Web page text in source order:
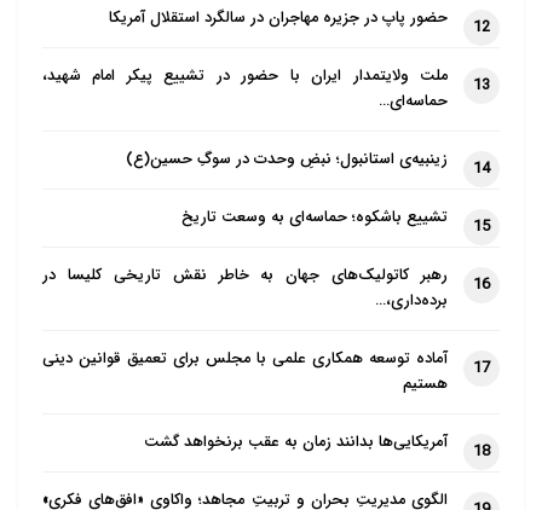
ملازم آن، بر او تأثیر خواهند گذاشت.
(آنترمن، 1385، 199)
ازدواج، تقلید رابطه ی آدم و حواست
در یهودیت، ازدواج عقدی است میان دو نفر
از آن جا که به طور کلی، ازدواج یک قرارداد
دو جانبه میان دو انسان است، عقد ازدواج
که در تلمود (دومین کتاب مقدس یهودیان
پس از عهد قدیم)، کتوبا نامیده می شود،
اهمیت زیادی پیدا کرده است. مقصود از
که هر یک در جهت ایجاد خانه و کاشانه و
جهانی هماهنگ از یک دیگر پشتیبانی
12 حضور پاپ در جزیره مهاجران در سالگرد استقلال آمریکا
13
ملت ولایتمدار ایران با حضور در تشییع پیکر امام شهید،
حماسه‌ای…
14 زینبیه‌ی استانبول؛ نبضِ وحدت در سوگِ حسین(ع)
15 تشییع باشکوه؛ حماسه‌ای به وسعت تاریخ
16
رهبر کاتولیک‌های جهان به خاطر نقش تاریخی کلیسا در
برده‌داری،…
17
آماده توسعه همکاری علمی با مجلس برای تعمیق قوانین دینی
هستیم
18 آمریکایی‌ها بدانند زمان به عقب برنخواهد گشت
الگوی مدیریتِ بحران و تربیتِ مجاهد؛ واکاوی «افق‌های فکری»